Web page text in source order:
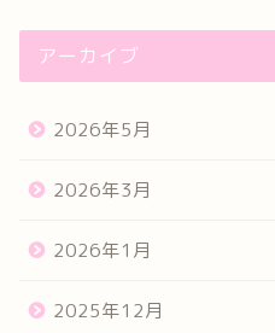
アーカイブ
2026年5月
2026年3月
2026年1月
2025年12月